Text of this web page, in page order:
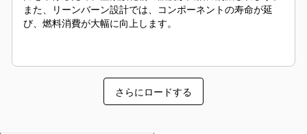
また、リーンバーン設計では、コンポーネントの寿命が延
び、燃料消費が大幅に向上します。
さらにロードする